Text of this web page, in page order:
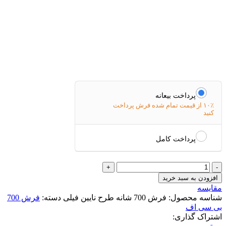
پرداخت بیعانه
۱۰٪ از قیمت تمام شده فرش پرداخت
کنید
پرداخت کامل
فرش
700
شانه
طرح
فیلی
عدد
افزودن به سبد خرید
مقایسه
شناسه محصول:فرش 700 شانه طرح نایین فیلی دسته:
فرش 700
بی سی اف
اشتراک گذاری: